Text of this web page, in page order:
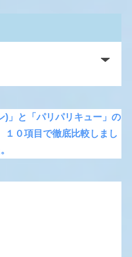
)」と「パリパリキュー」の
０項目で徹底比較しまし